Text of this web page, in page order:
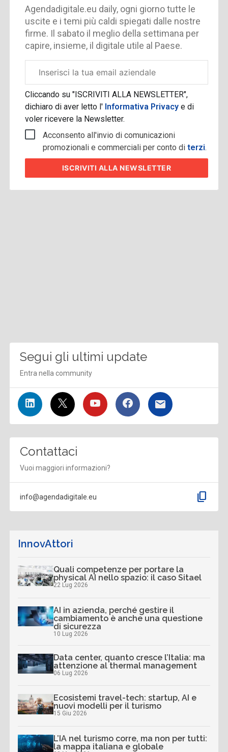
Agendadigitale.eu daily, ogni giorno tutte le
uscite e i temi più caldi spiegati dalle nostre
firme. Il sabato il meglio della settimana per
capire, insieme, il digitale utile al Paese.
aziendale
Cliccando su "ISCRIVITI ALLA NEWSLETTER",
dichiaro di aver letto l' Informativa Privacye di
voler ricevere la Newsletter.
Acconsento all'invio di comunicazioni
promozionali e commerciali per conto diterzi.
ISCRIVITI ALLA NEWSLETTER
Segui gli ultimi update
Entra nella community
Contattaci
Vuoi maggiori informazioni?
info@agendadigitale.eu content_copy
InnovAttori
Quali competenze per portare la
physical AI nello spazio: il caso Sitael
22 Lug 2026
AI in azienda, perché gestire il
cambiamento è anche una questione
di sicurezza
10 Lug 2026
Data center, quanto cresce l’Italia: ma
attenzione al thermal management
06 Lug 2026
Ecosistemi travel-tech: startup, AI e
nuovi modelli per il turismo
15 Giu 2026
L’IA nel turismo corre, ma non per tutti:
la mappa italiana e globale